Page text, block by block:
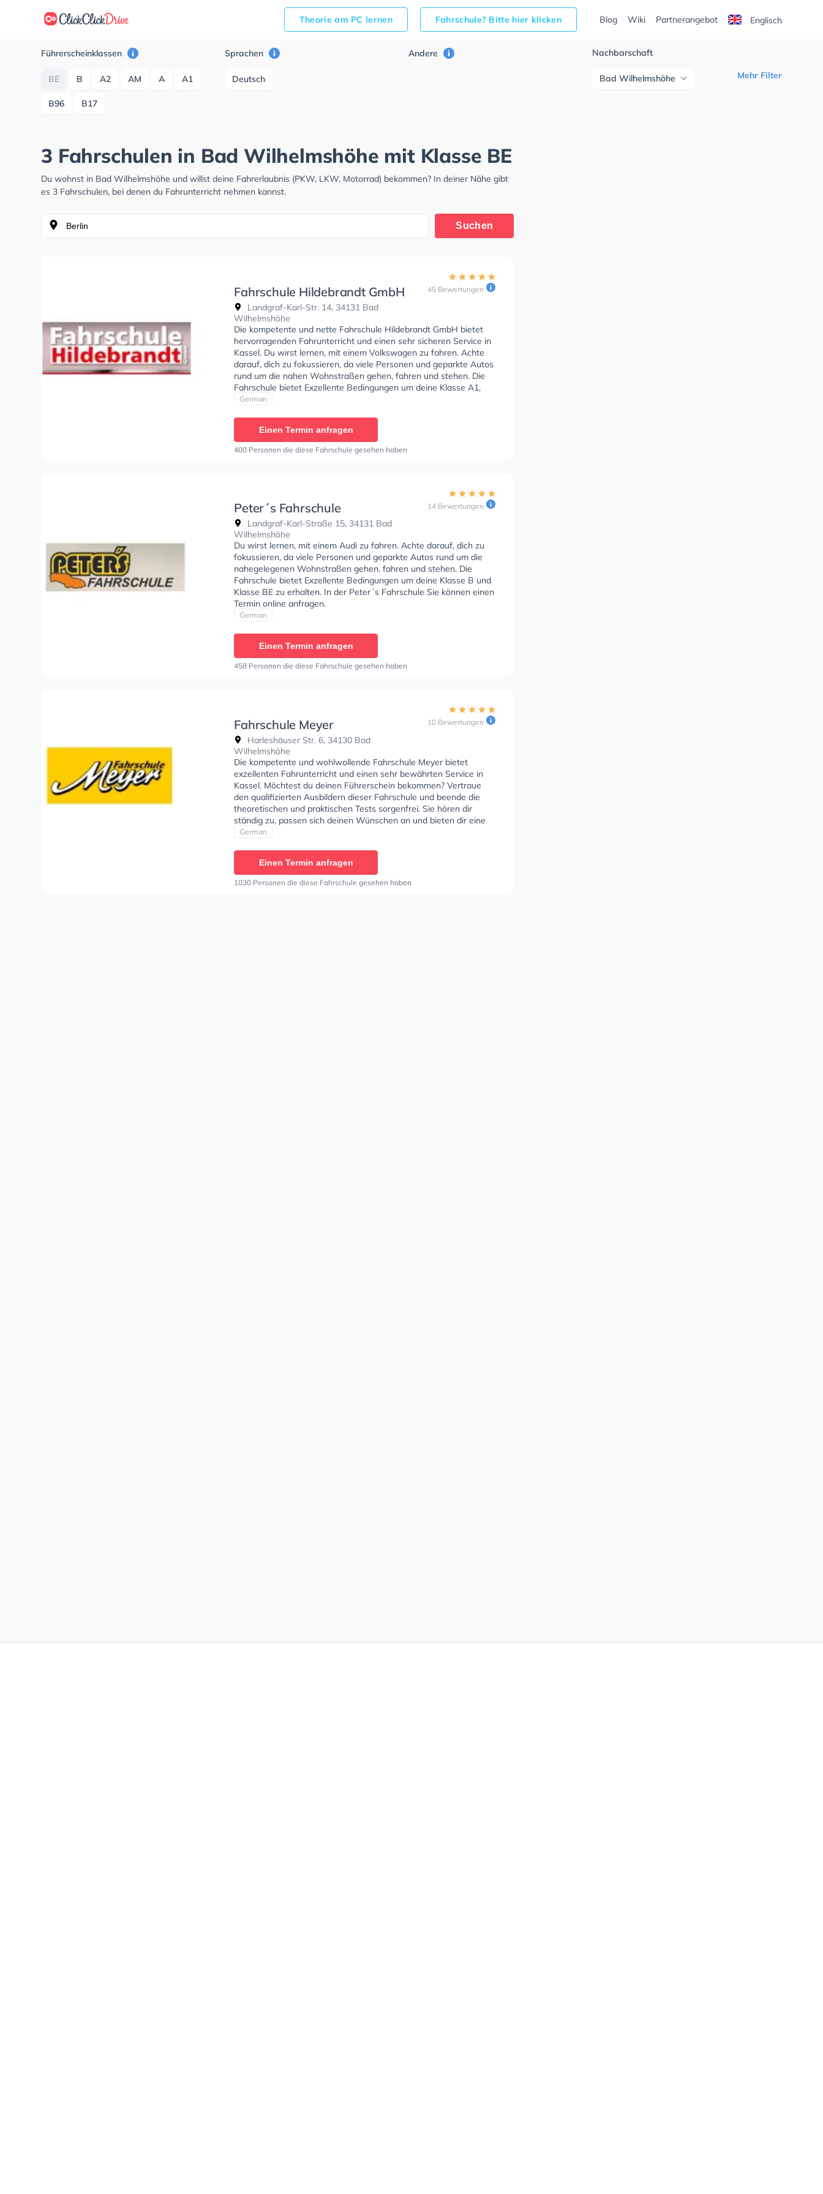
Theorie am PC lernen Fahrschule? Bitte hier klicken Blog Wiki Partnerangebot Englisch
Führerscheinklassen
BE B A2 AM A A1
B96 B17
Sprachen
Deutsch
Andere Nachbarschaft
Bad Wilhelmshöhe Mehr Filter
3 Fahrschulen in Bad Wilhelmshöhe mit Klasse BE
Du wohnst in Bad Wilhelmshöhe und willst deine Fahrerlaubnis (PKW, LKW, Motorrad) bekommen? In deiner Nähe gibt
es 3 Fahrschulen, bei denen du Fahrunterricht nehmen kannst.
Suchen
Fahrschule Hildebrandt GmbH
Landgraf-Karl-Str. 14, 34131 Bad
Wilhelmshöhe
45 Bewertungen
Die kompetente und nette Fahrschule Hildebrandt GmbH bietet
hervorragenden Fahrunterricht und einen sehr sicheren Service in
Kassel. Du wirst lernen, mit einem Volkswagen zu fahren. Achte
darauf, dich zu fokussieren, da viele Personen und geparkte Autos
rund um die nahen Wohnstraßen gehen, fahren und stehen. Die
Fahrschule bietet Exzellente Bedingungen um deine Klasse A1,
Klasse B, Klasse A, Klasse BE, Klasse B96, Klasse AM, Klasse
Michael habe ich heute meine Praktische Prüfung erfolgreich
bestanden. Er ist ein sehr netter und humorvoller Fahrlehrer. Ich
bin sehr froh ihn als Fahrlehrer gehabt zu haben. Es hat immer
sehr viel Spaß gemacht und ich habe mich immer wohl gefühlt.
German
Einen Termin anfragen
400 Personen die diese Fahrschule gesehen haben
Peter´s Fahrschule
Landgraf-Karl-Straße 15, 34131 Bad
Wilhelmshöhe
14 Bewertungen
Du wirst lernen, mit einem Audi zu fahren. Achte darauf, dich zu
fokussieren, da viele Personen und geparkte Autos rund um die
nahegelegenen Wohnstraßen gehen, fahren und stehen. Die
Fahrschule bietet Exzellente Bedingungen um deine Klasse B und
Klasse BE zu erhalten. In der Peter´s Fahrschule Sie können einen
Termin online anfragen.
German
Einen Termin anfragen
458 Personen die diese Fahrschule gesehen haben
Fahrschule Meyer
Harleshäuser Str. 6, 34130 Bad
Wilhelmshöhe
10 Bewertungen
Die kompetente und wohlwollende Fahrschule Meyer bietet
exzellenten Fahrunterricht und einen sehr bewährten Service in
Kassel. Möchtest du deinen Führerschein bekommen? Vertraue
den qualifizierten Ausbildern dieser Fahrschule und beende die
theoretischen und praktischen Tests sorgenfrei. Sie hören dir
ständig zu, passen sich deinen Wünschen an und bieten dir eine
persönliche Lernerfahrung.
German
Einen Termin anfragen
1030 Personen die diese Fahrschule gesehen haben